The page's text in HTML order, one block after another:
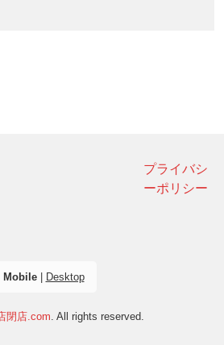
プライバシ
ーポリシー
Mobile| Desktop
閉店.com. All rights reserved.